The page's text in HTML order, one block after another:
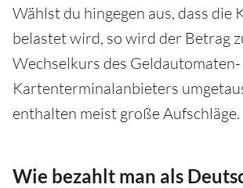
Wählst du hingegen aus, dass die
belastet wird, so wird der Betrag
Wechselkurs des
Kartenterminalanbieters
enthalten meist große Aufschläge.
Wie bezahlt man als